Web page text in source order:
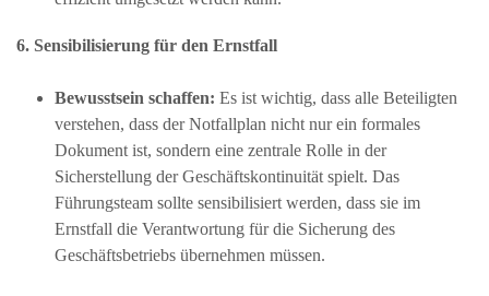
6. Sensibilisierung für den Ernstfall
Bewusstsein schaffen: Es ist wichtig, dass alle Beteiligten
verstehen, dass der Notfallplan nicht nur ein formales
Dokument ist, sondern eine zentrale Rolle in der
Sicherstellung der Geschäftskontinuität spielt. Das
Führungsteam sollte sensibilisiert werden, dass sie im
Ernstfall die Verantwortung für die Sicherung des
Geschäftsbetriebs übernehmen müssen.